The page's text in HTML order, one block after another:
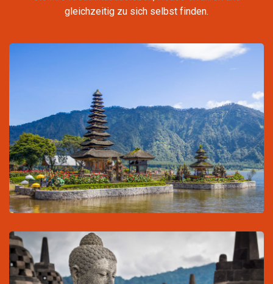
gleichzeitig zu sich selbst finden.